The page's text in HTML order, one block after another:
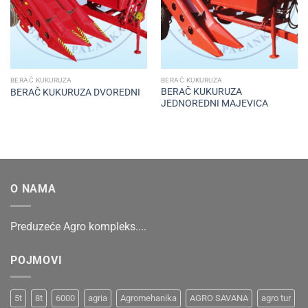
BERAČ KUKURUZA
BERAČ KUKURUZA DVOREDNI
BERAČ KUKURUZA
BERAČ KUKURUZA
JEDNOREDNI MAJEVICA
O NAMA
Preduzeće Agro kompleks....
POJMOVI
5t 8t 6000 agria Agromehanika AGRO SAVANA agro tur